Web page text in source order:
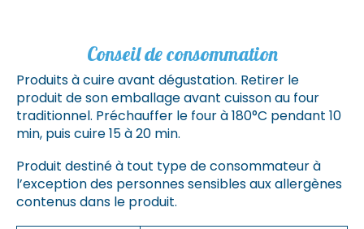
Conseil de consommation
Produits à cuire avant dégustation. Retirer le
produit de son emballage avant cuisson au four
traditionnel. Préchauffer le four à 180°C pendant 10
min, puis cuire 15 à 20 min.
Produit destiné à tout type de consommateur à
l’exception des personnes sensibles aux allergènes
contenus dans le produit.